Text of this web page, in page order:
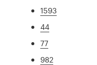
1593
44
77
982